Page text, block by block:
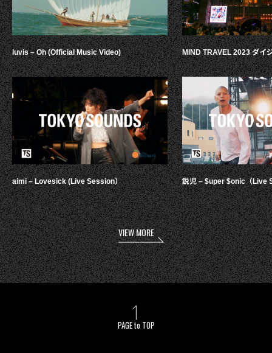
luvis – Oh (Official Music Video)
aimi – Lovesick (Live Session）
MIND TRAVEL 2023 ダイ
鋭児 – $uper $onic（Live
VIEW MORE
PAGE to TOP